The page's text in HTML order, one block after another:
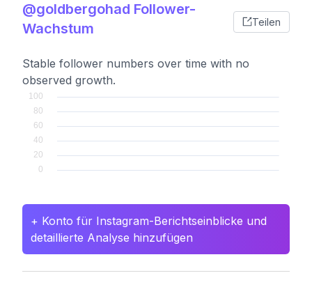
@goldbergohad Follower-
Wachstum
Teilen
Stable follower numbers over time with no
observed growth.
+ Konto für Instagram-Berichtseinblicke und
detaillierte Analyse hinzufügen